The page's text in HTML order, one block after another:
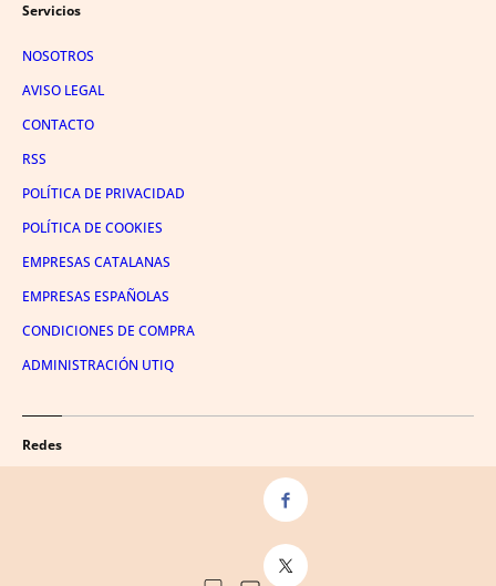
Servicios
NOSOTROS
AVISO LEGAL
CONTACTO
RSS
POLÍTICA DE PRIVACIDAD
POLÍTICA DE COOKIES
EMPRESAS CATALANAS
EMPRESAS ESPAÑOLAS
CONDICIONES DE COMPRA
ADMINISTRACIÓN UTIQ
Redes